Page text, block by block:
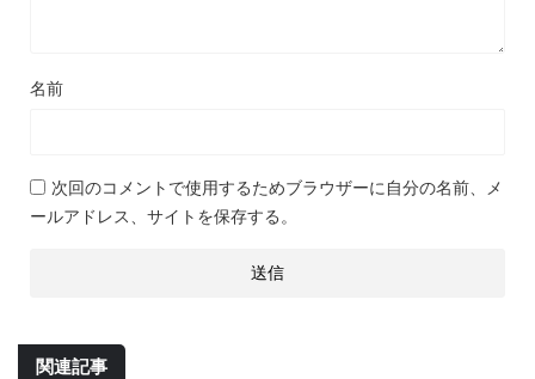
名前
次回のコメントで使用するためブラウザーに自分の名前、メ
ールアドレス、サイトを保存する。
関連記事